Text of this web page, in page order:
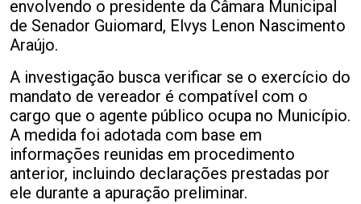
envolvendo o presidente da Câmara Municipal
de Senador Guiomard, Elvys Lenon Nascimento
Araújo.
A investigação busca verificar se o exercício do
mandato de vereador é compatível com o
cargo que o agente público ocupa no Município.
A medida foi adotada com base em
informações reunidas em procedimento
anterior, incluindo declarações prestadas por
ele durante a apuração preliminar.